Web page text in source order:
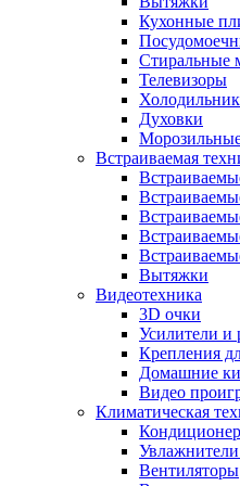
Кухонные
Стиральные
Телевизоры
Духовки
Встраиваемая
Вытяжки
Видеотехника
3D очки
Усилители и
Крепления
Домашние
Видео
Климатическая
Увлажнители
Вентиляторы